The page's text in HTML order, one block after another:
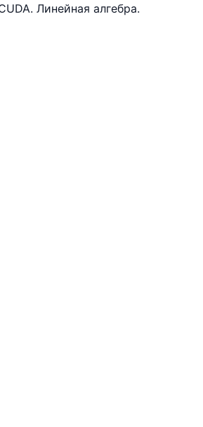
Линейная алгебра.